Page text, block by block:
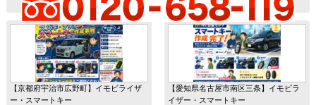
【京都府宇治市広野町】イモビライザ
ー・スマートキー
【愛知県名古屋市南区三条】イモビラ
イザー・スマートキー